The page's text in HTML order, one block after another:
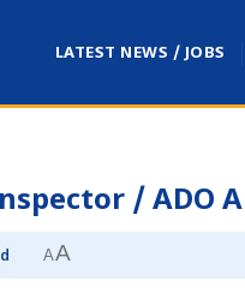
LATEST NEWS / JOBS
/ ADO
AA